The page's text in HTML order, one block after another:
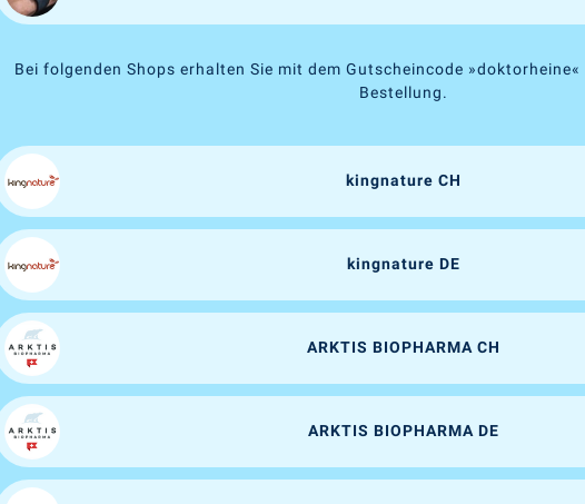
Bei folgenden Shops erhalten Sie mit dem Gutscheincode
Bestellung.
kingnature CH
kingnature DE
ARKTIS BIOPHARMA CH
ARKTIS BIOPHARMA DE